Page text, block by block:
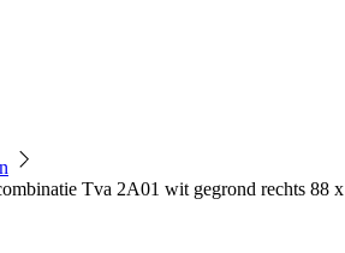
Tva 2A01 wit gegrond rechts 88